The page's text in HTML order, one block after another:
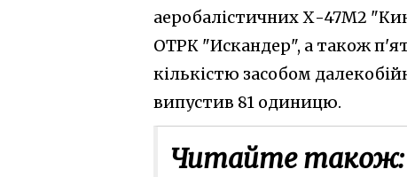
аеробалістичних Х-47М2
ОТРК "Искандер", а також
кількістю засобом
випустив 81 одиницю.
Читайте також: